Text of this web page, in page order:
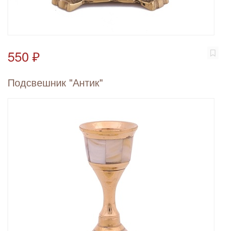
550 ₽
Подсвешник "Антик"